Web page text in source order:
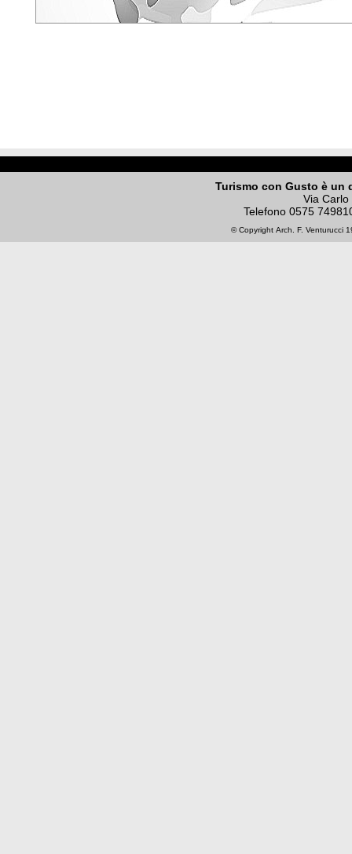
Turismo con Gusto è un
Via
Telefono 0575
© Copyright Arch. F. Venturucci